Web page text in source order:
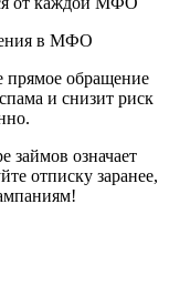
в МФО
прямое обращение
и снизит риск
займов означает
отписку заранее,